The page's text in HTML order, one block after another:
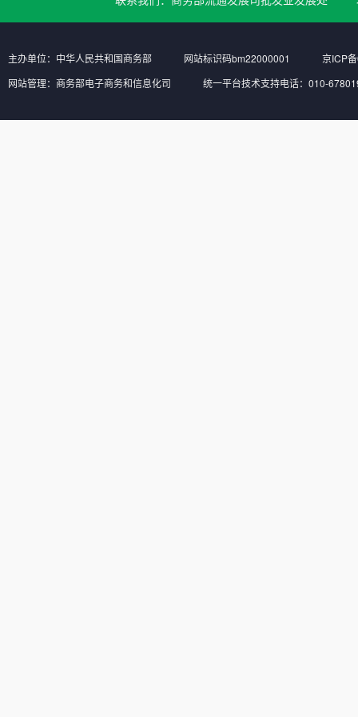
主办单位：中华人民共和国商务部 网站标识码bm22000001
京ICP
网站管理：商务部电子商务和信息化司
统一平台技术支持电话：010-